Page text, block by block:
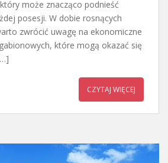
może znacząco podnieść
posesji. W dobie rosnących
zwrócić uwagę na ekonomiczne
które mogą okazać się
CZYTAJ WIĘCEJ